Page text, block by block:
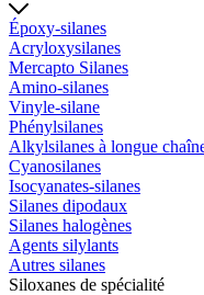
Époxy-silanes
Acryloxysilanes
Mercapto Silanes
Amino-silanes
Vinyle-silane
Phénylsilanes
Alkylsilanes à longue
Cyanosilanes
Isocyanates-silanes
Silanes dipodaux
Silanes halogènes
Agents silylants
Autres silanes
Siloxanes de spécialité